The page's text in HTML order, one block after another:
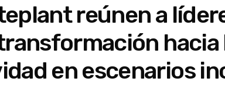
reúnen a
en escenarios